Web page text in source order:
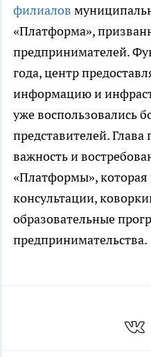
филиалов
«Платформа»,
предпринимателей.
года, центр
информацию и
уже воспользовались
представителей. Глава
важность и
«Платформы», которая
консультации,
образовательные
предпринимательства.